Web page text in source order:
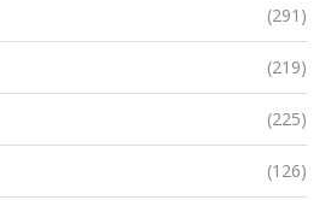
(291)
(219)
(225)
(126)